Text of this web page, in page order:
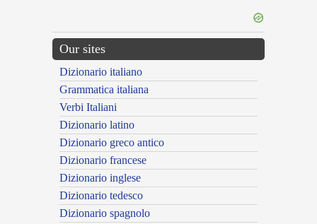
Our sites
Dizionario italiano
Grammatica italiana
Verbi Italiani
Dizionario latino
Dizionario greco antico
Dizionario francese
Dizionario inglese
Dizionario tedesco
Dizionario spagnolo